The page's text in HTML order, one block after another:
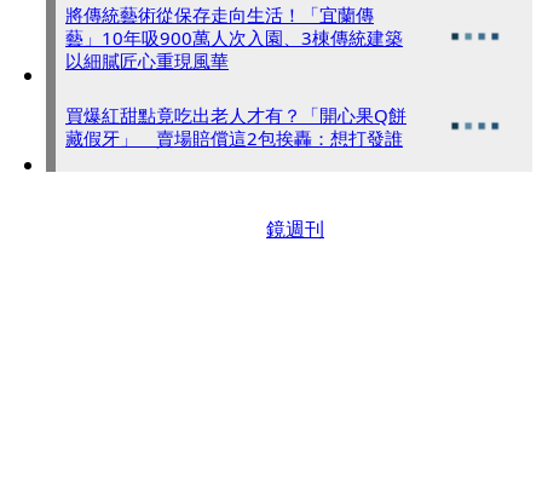
將傳統藝術從保存走向生活！「宜蘭傳
藝」10年吸900萬人次入園、3棟傳統建築
以細膩匠心重現風華
買爆紅甜點竟吃出老人才有？「開心果Q餅
藏假牙」 賣場賠償這2包挨轟：想打發誰
鏡週刊